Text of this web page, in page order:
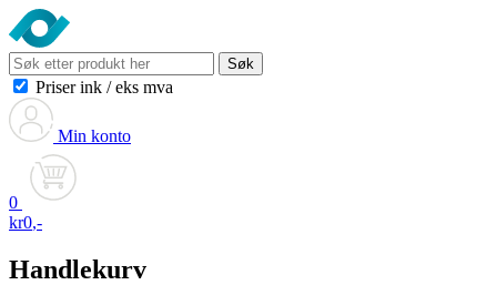
Søk
Priser ink / eks mva
Min konto
0
kr0,-
Handlekurv